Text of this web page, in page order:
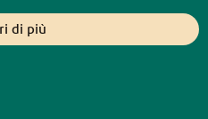
di più